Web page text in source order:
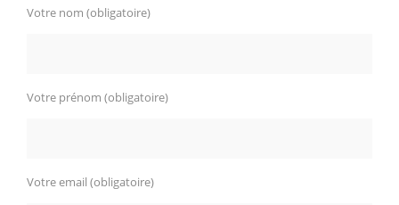
Votre nom (obligatoire)
Votre prénom (obligatoire)
Votre email (obligatoire)